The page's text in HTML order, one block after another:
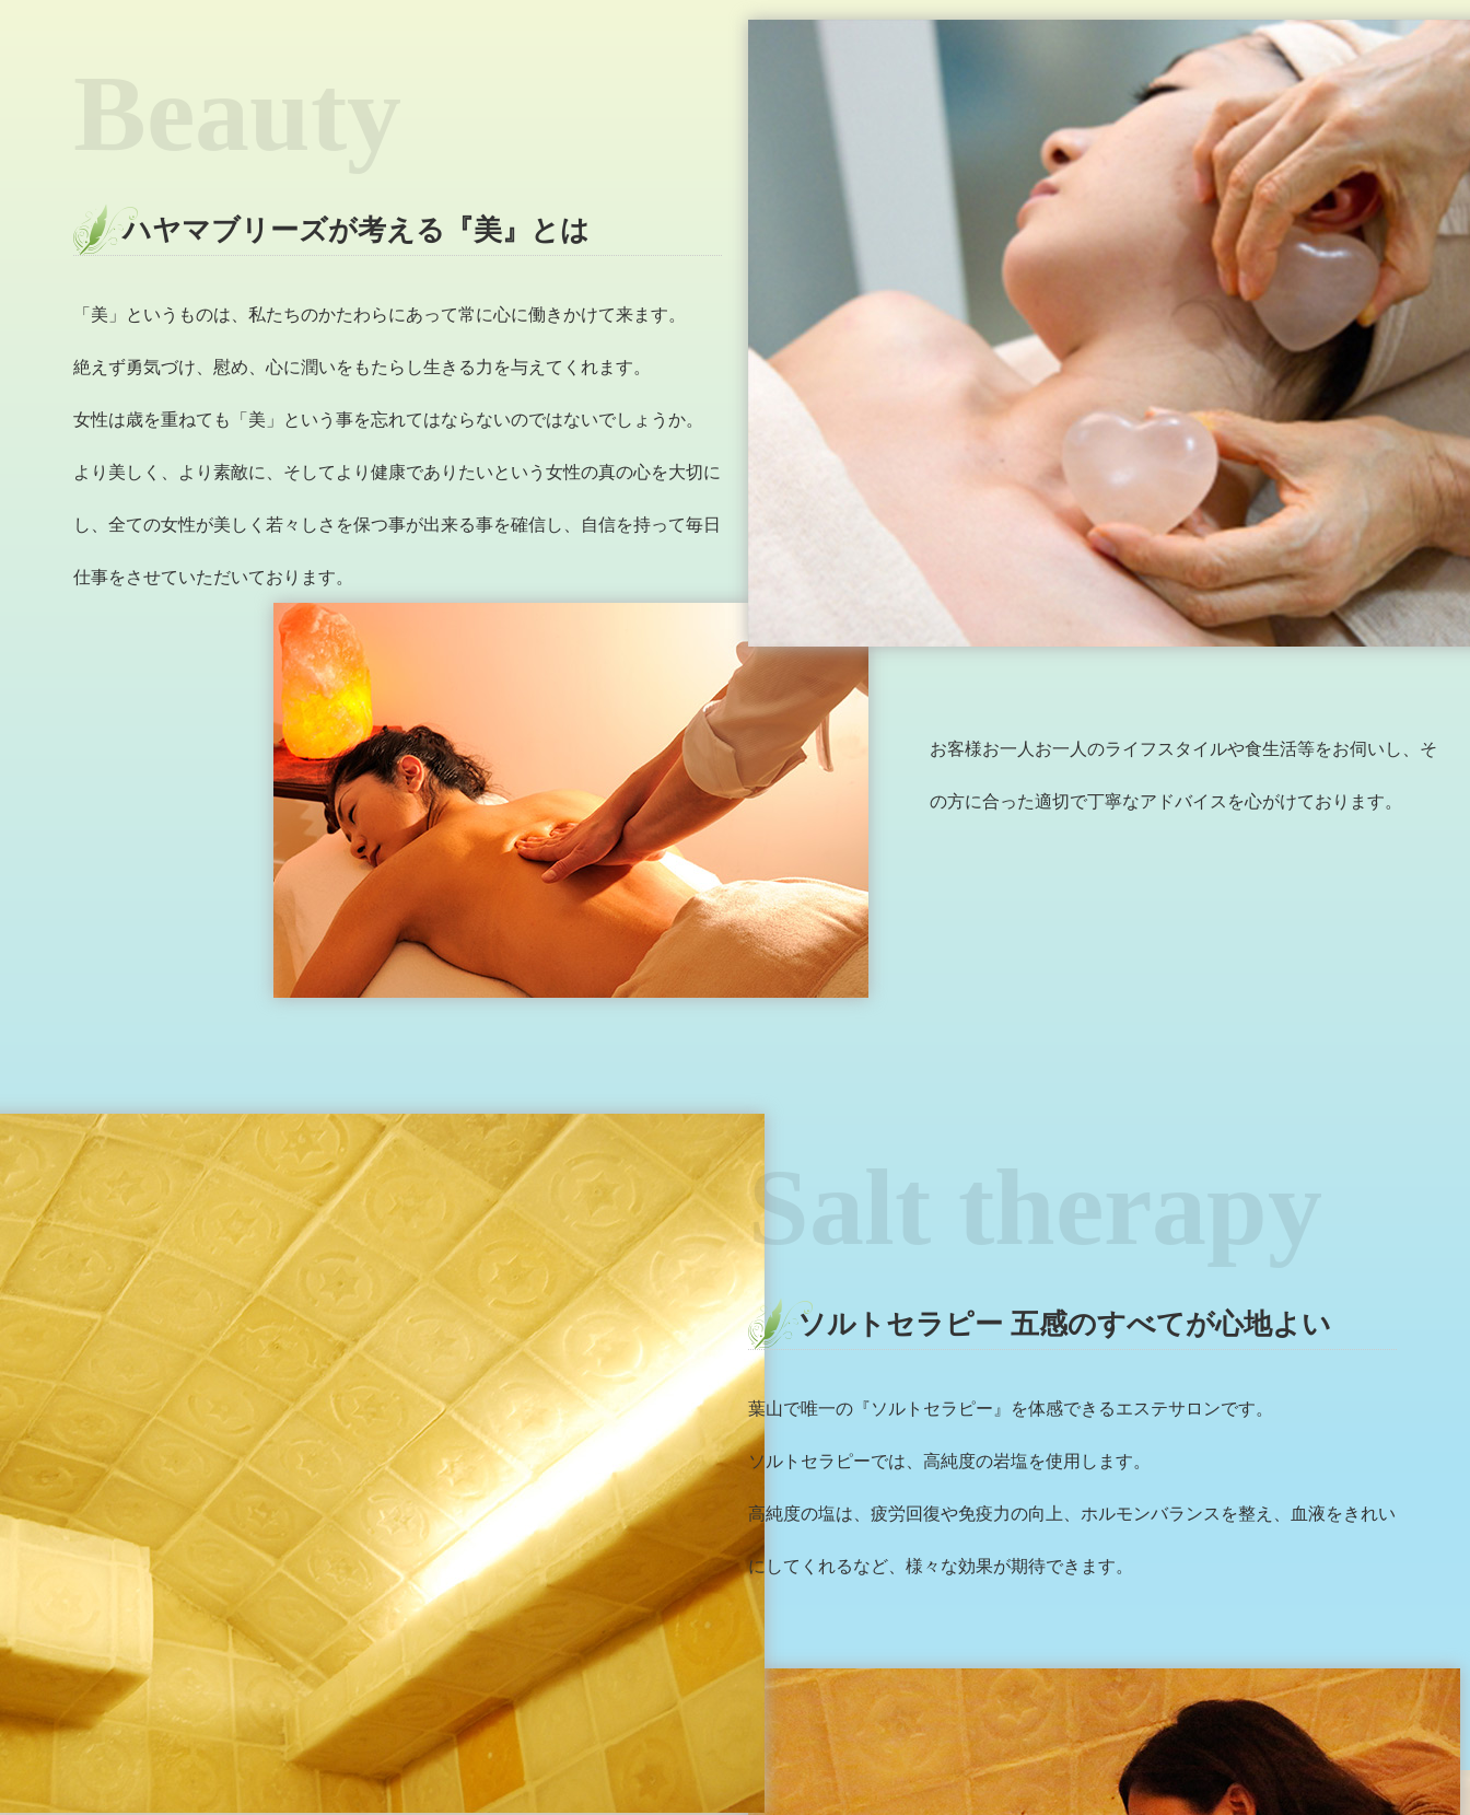
ハヤマブリーズが考える『美』とは
「美」というものは、私たちのかたわらにあって常に心に働きかけて来ます。
絶えず勇気づけ、慰め、心に潤いをもたらし生きる力を与えてくれます。
女性は歳を重ねても「美」という事を忘れてはならないのではないでしょうか。
より美しく、より素敵に、そしてより健康でありたいという女性の真の心を大切に
し、全ての女性が美しく若々しさを保つ事が出来る事を確信し、自信を持って毎日
仕事をさせていただいております。
お客様お一人お一人のライフスタイルや食生活等をお伺いし、そ
の方に合った適切で丁寧なアドバイスを心がけております。
Salt therapy
ソルトセラピー 五感のすべてが心地よい
葉山で唯一の『ソルトセラピー』を体感できるエステサロンです。
ソルトセラピーでは、高純度の岩塩を使用します。
高純度の塩は、疲労回復や免疫力の向上、ホルモンバランスを整え、血液をきれい
にしてくれるなど、様々な効果が期待できます。